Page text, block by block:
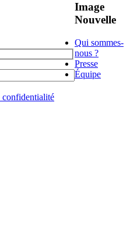
Image
Nouvelle
Qui sommes-
nous ?
Presse
Équipe